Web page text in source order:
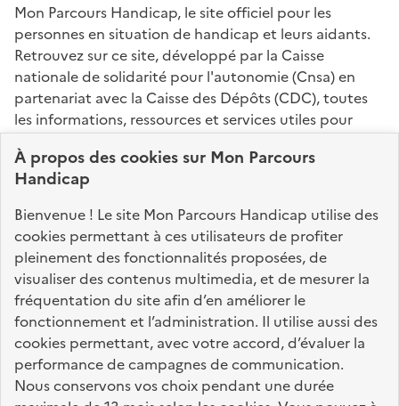
À propos descookiessur Mon Parcours
Handicap
Bienvenue ! Le site Mon Parcours Handicap utilise des
cookies permettant à ces utilisateurs de profiter
pleinement des fonctionnalités proposées, de
visualiser des contenus multimedia, et de mesurer la
fréquentation du site afin d’en améliorer le
fonctionnement et l’administration. Il utilise aussi des
cookies permettant, avec votre accord, d’évaluer la
performance de campagnes de communication.
Nous conservons vos choix pendant une durée
Mon Parcours Handicap, le site officiel pour les
personnes en situation de handicap et leurs aidants.
Retrouvez sur ce site, développé par la Caisse
nationale de solidarité pour l'autonomie (Cnsa) en
partenariat avec la Caisse des Dépôts (CDC), toutes
les informations, ressources et services utiles pour
connaître vos droits, effectuer vos démarches,
identifier vos interlocuteurs.
Nos sites partenaires
info.gouv.fr service-public.fr legifrance.gouv.fr
data.gouv.fr
Nos partenaires
La Caisse des Dépôts
accompagne les parcours